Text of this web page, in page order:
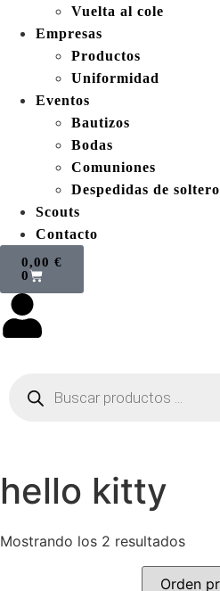
Vuelta al cole
Empresas
Productos
Uniformidad
Eventos
Bautizos
Bodas
Comuniones
Despedidas de soltero
Scouts
Contacto
0,00 €
0
hello kitty
Mostrando los 2 resultados